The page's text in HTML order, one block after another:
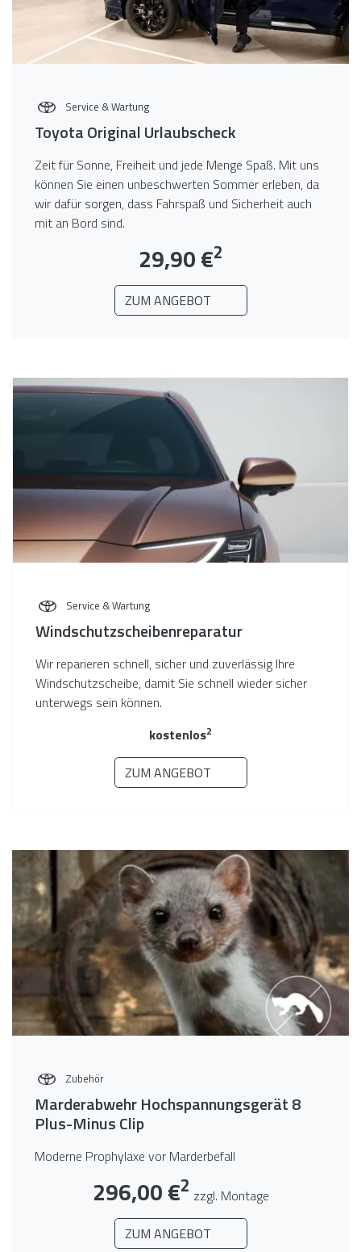
Toyota Original Urlaubscheck
Service & Wartung
Zeit für Sonne, Freiheit und jede Menge Spaß. Mit uns
können Sie einen unbeschwerten Sommer erleben, da
wir dafür sorgen, dass Fahrspaß und Sicherheit auch
mit an Bord sind.
29,90 €2
ZUM ANGEBOT
Windschutzscheiben­reparatur
Service & Wartung
Wir reparieren schnell, sicher und zuverlässig Ihre
Windschutzscheibe, damit Sie schnell wieder sicher
unterwegs sein können.
kostenlos2
ZUM ANGEBOT
Marderabwehr Hochspannungsgerät 8
Plus-Minus Clip
Zubehör
Moderne Prophylaxe vor Marderbefall
296,00 €2 zzgl. Montage
ZUM ANGEBOT